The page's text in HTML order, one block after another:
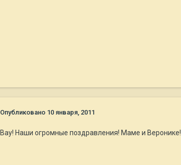
Опубликовано 10 января, 2011
Вау! Наши огромные поздравления! Маме и Веронике!